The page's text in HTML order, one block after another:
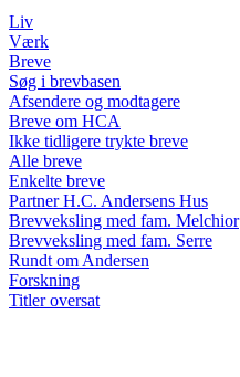
Liv
Værk
Breve
Søg i brevbasen
Afsendere og modtagere
Breve om HCA
Ikke tidligere trykte breve
Alle breve
Enkelte breve
Partner H.C. Andersens Hus
Brevveksling med fam. Melchior
Brevveksling med fam. Serre
Rundt om Andersen
Forskning
Titler oversat